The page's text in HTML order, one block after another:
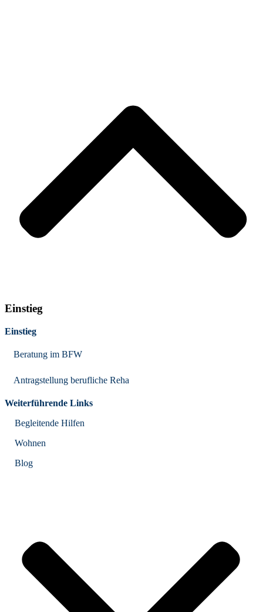
Einstieg
Einstieg
Beratung im BFW
Antragstellung berufliche Reha
Weiterführende Links
Begleitende Hilfen
Wohnen
Blog